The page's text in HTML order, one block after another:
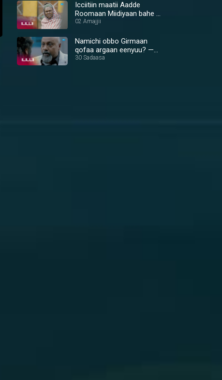
Icciitiin maatii Aadde
Roomaan Miidiyaan bahe -
Ilillii
02 Amajjii
Namichi obbo Girmaan
qofaa argaan eenyuu? —
Ilillii
30 Sadaasa